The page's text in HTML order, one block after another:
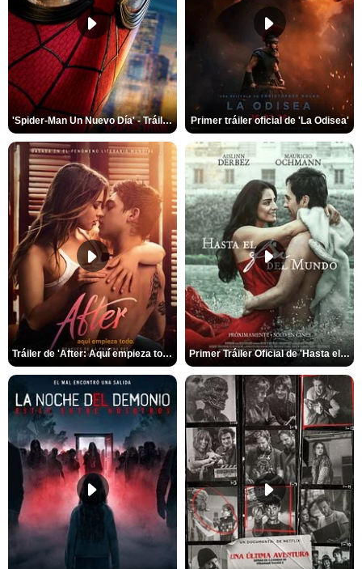
'Spider-Man Un Nuevo Día' - Tráiler oficial subtitulado Primer tráiler oficial de 'La Odisea'
Tráiler de 'After: Aquí empieza todo' Primer Tráiler Oficial de 'Hasta el fin del mundo'